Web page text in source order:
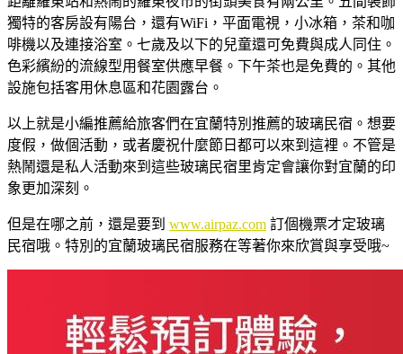
獨特的客房設有陽台，還有WiFi，平面電視，小冰箱，茶和咖
啡機以及連接浴室。七歲及以下的兒童還可免費與成人同住。
色彩繽紛的流線型用餐室供應早餐。下午茶也是免費的。其他
設施包括客用休息區和花園露台。
以上就是小編推薦給旅客們在宜蘭特別推薦的玻璃民宿。想要
度假，做個活動，或者慶祝什麼節日都可以來到這裡。不管是
熱鬧還是私人活動來到這些玻璃民宿里肯定會讓你對宜蘭的印
象更加深刻。
但是在哪之前，還是要到 www.airpaz.com 訂個機票才定玻璃
民宿哦。特別的宜蘭玻璃民宿服務在等著你來欣賞與享受哦~